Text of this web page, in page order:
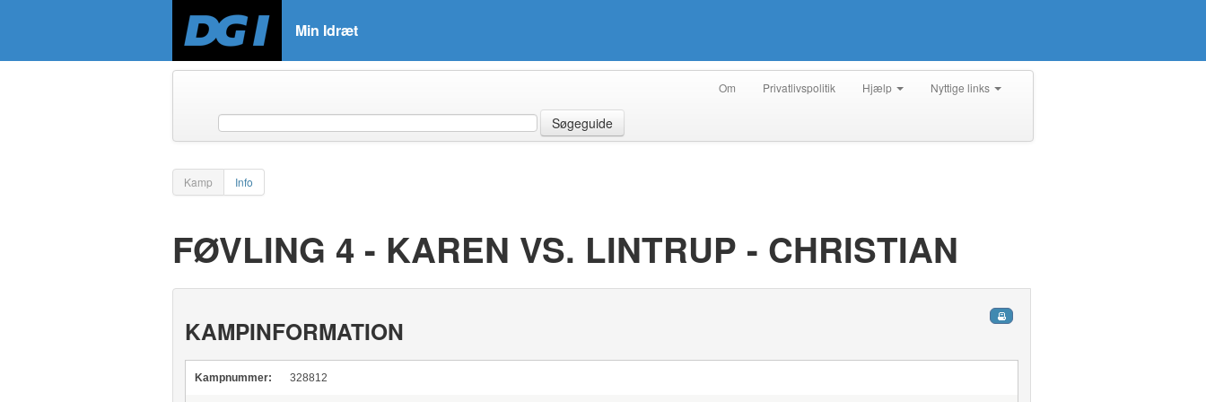
Min Idræt
Om Privatlivspolitik Hjælp Nyttige links
Søgeguide
Kamp Info
FØVLING 4 - KAREN VS. LINTRUP - CHRISTIAN
KAMPINFORMATION
Kampnummer: 328812